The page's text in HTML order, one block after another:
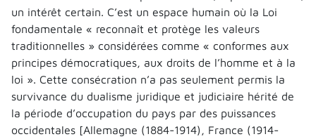
un intérêt certain. C’est un espace humain où la Loi
fondamentale « reconnaît et protège les valeurs
traditionnelles » considérées comme « conformes aux
principes démocratiques, aux droits de l’homme et à la
loi ». Cette consécration n’a pas seulement permis la
survivance du dualisme juridique et judiciaire hérité de
la période d’occupation du pays par des puissances
occidentales [Allemagne (1884-1914), France (1914-